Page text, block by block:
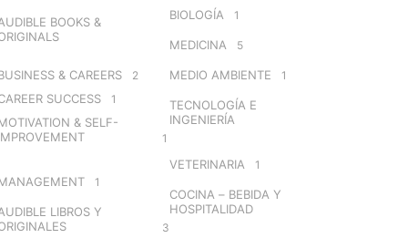
BOOKS &
& CAREERS 2
SUCCESS 1
& SELF-
1
LIBROS Y
BIOLOGÍA 1
MEDICINA 5
MEDIO AMBIENTE 1
TECNOLOGÍA E
INGENIERÍA
1
VETERINARIA 1
COCINA – BEBIDA Y
HOSPITALIDAD
3